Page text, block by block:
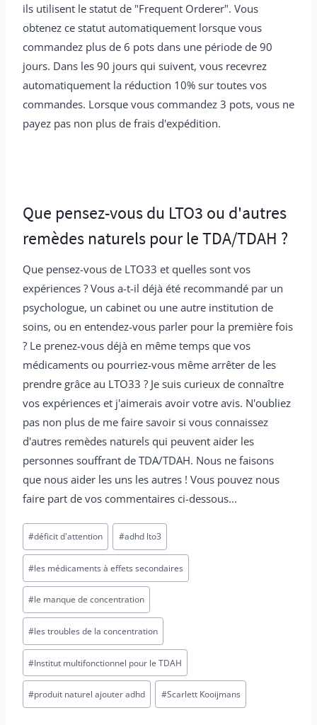
ils utilisent le statut de "Frequent Orderer". Vous
obtenez ce statut automatiquement lorsque vous
commandez plus de 6 pots dans une période de 90
jours. Dans les 90 jours qui suivent, vous recevrez
automatiquement la réduction 10% sur toutes vos
commandes. Lorsque vous commandez 3 pots, vous ne
payez pas non plus de frais d'expédition.
Que pensez-vous du LTO3 ou d'autres
remèdes naturels pour le TDA/TDAH ?
Que pensez-vous de LTO33 et quelles sont vos
expériences ? Vous a-t-il déjà été recommandé par un
psychologue, un cabinet ou une autre institution de
soins, ou en entendez-vous parler pour la première fois
? Le prenez-vous déjà en même temps que vos
médicaments ou pourriez-vous même arrêter de les
prendre grâce au LTO33 ? Je suis curieux de connaître
vos expériences et j'aimerais avoir votre avis. N'oubliez
pas non plus de me faire savoir si vous connaissez
d'autres remèdes naturels qui peuvent aider les
personnes souffrant de TDA/TDAH. Nous ne faisons
que nous aider les uns les autres ! Vous pouvez nous
faire part de vos commentaires ci-dessous...
Tags
des
postes
:
#déficit d'attention #adhd lto3
#les médicaments à effets secondaires
#le manque de concentration
#les troubles de la concentration
#Institut multifonctionnel pour le TDAH
#produit naturel ajouter adhd #Scarlett Kooijmans